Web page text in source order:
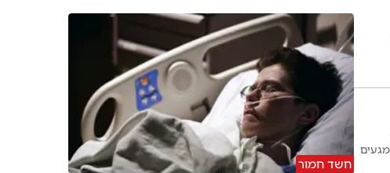
חשד חמור